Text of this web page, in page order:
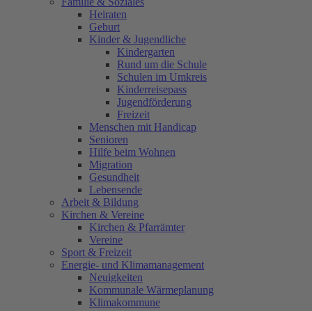
Heiraten
Geburt
Kinder & Jugendliche
Kindergarten
Rund um die Schule
Schulen im Umkreis
Kinderreisepass
Jugendförderung
Freizeit
Menschen mit Handicap
Senioren
Hilfe beim Wohnen
Migration
Gesundheit
Lebensende
Arbeit & Bildung
Kirchen & Vereine
Kirchen & Pfarrämter
Vereine
Sport & Freizeit
Energie- und Klimamanagement
Neuigkeiten
Kommunale Wärmeplanung
Klimakommune